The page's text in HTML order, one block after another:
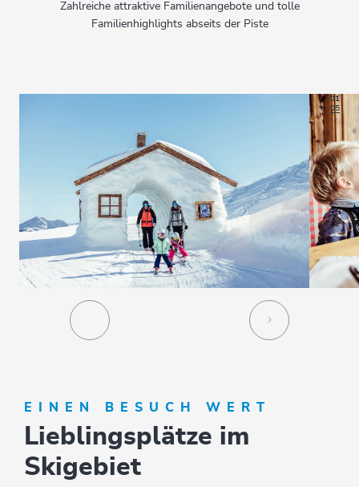
Zahlreiche attraktive Familienangebote und tolle
Familienhighlights abseits der Piste
01
05
EINEN BESUCH WERT
Lieblingsplätze im
Skigebiet